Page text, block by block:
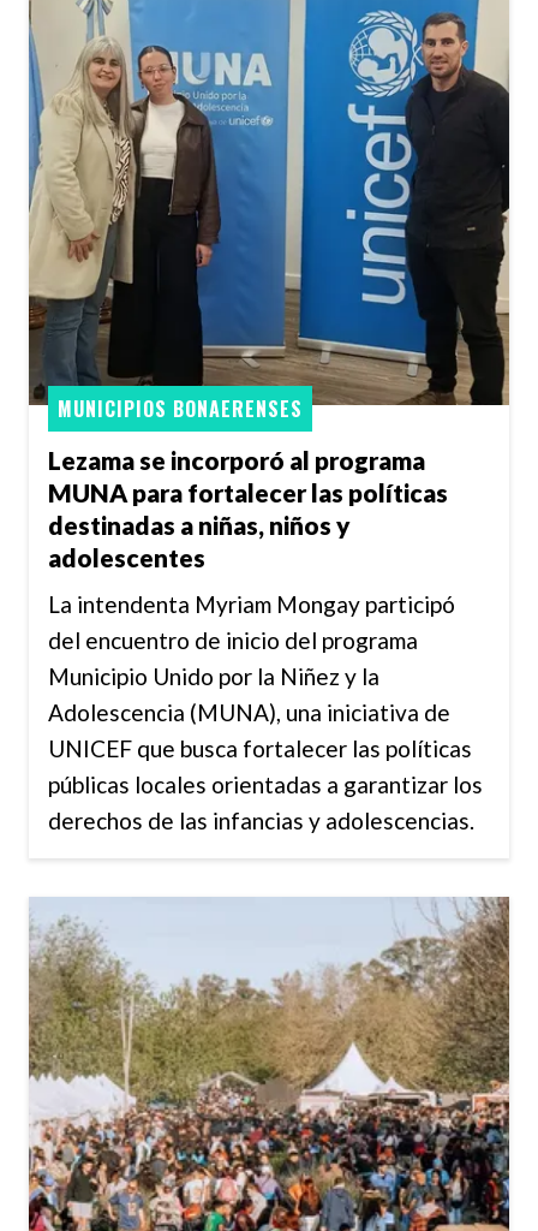
Lezama se incorporó al programa
MUNA para fortalecer las políticas
destinadas a niñas, niños y
adolescentes
MUNICIPIOS BONAERENSES
La intendenta Myriam Mongay participó
del encuentro de inicio del programa
Municipio Unido por la Niñez y la
Adolescencia (MUNA), una iniciativa de
UNICEF que busca fortalecer las políticas
públicas locales orientadas a garantizar los
derechos de las infancias y adolescencias.